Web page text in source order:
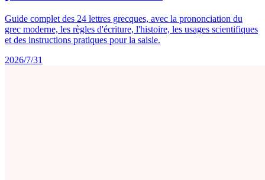
Guide complet des 24 lettres grecques, avec la prononciation du
grec moderne, les règles d'écriture, l'histoire, les usages scientifiques
et des instructions pratiques pour la saisie.
2026/7/31